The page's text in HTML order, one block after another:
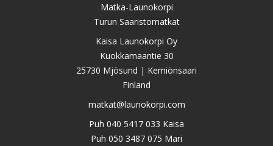
Matka-Launokorpi
Turun Saaristomatkat
Kaisa Launokorpi Oy
Kuokkamaantie 30
25730 Mjösund | Kemiönsaari
Finland
matkat@launokorpi.com
Puh 040 5417 033 Kaisa
Puh 050 3487 075 Mari